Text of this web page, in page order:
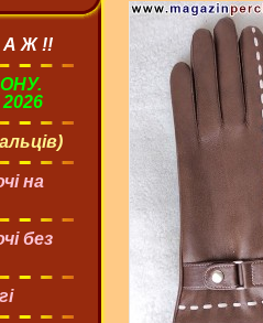
А Ж !!
2026
на
без